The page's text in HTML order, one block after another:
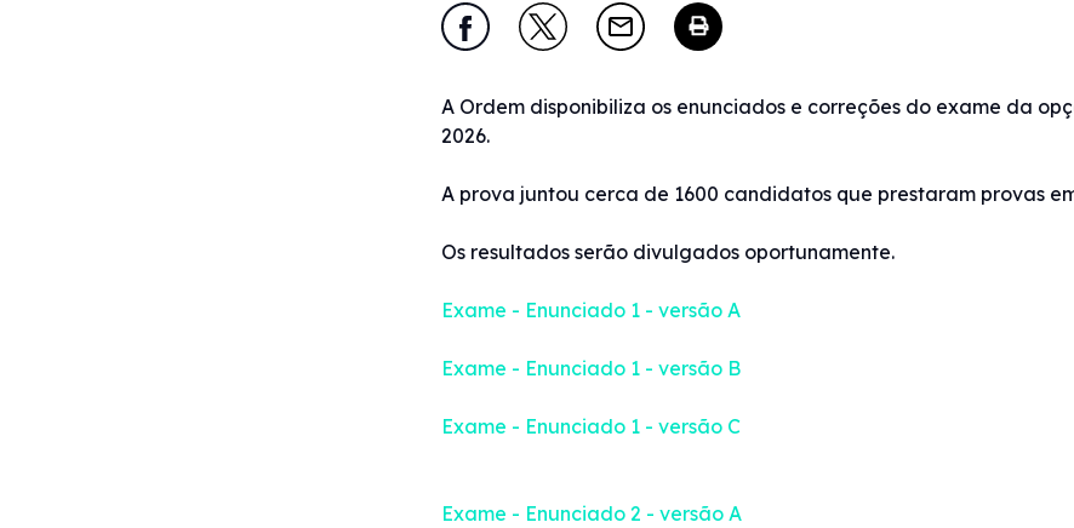
A Ordem disponibiliza os enunciados e correções do exame da
2026.
A prova juntou cerca de 1600 candidatos que prestaram provas
Os resultados serão divulgados oportunamente.
Exame - Enunciado 1 - versão A
Exame - Enunciado 1 - versão B
Exame - Enunciado 1 - versão C
Exame - Enunciado 2 - versão A